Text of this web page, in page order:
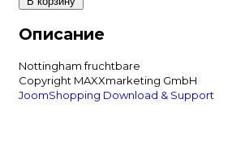
Описание
Nottingham fruchtbare
Copyright MAXXmarketing GmbH
JoomShopping Download & Support